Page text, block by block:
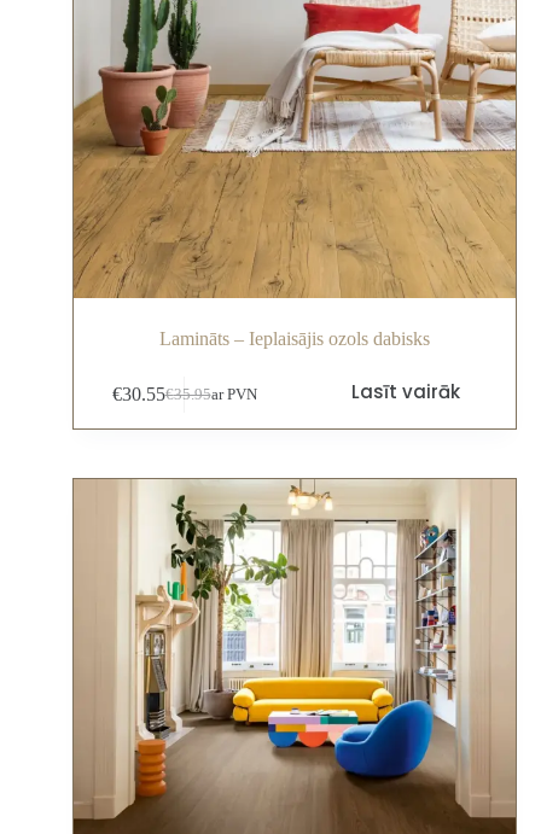
Lamināts – Ieplaisājis ozols dabisks
€35.95
€30.55 ar PVN Lasīt vairāk